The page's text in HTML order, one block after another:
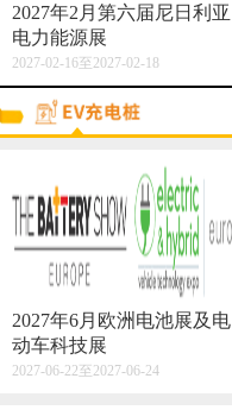
2027年2月第六届尼日利亚
电力能源展
2027-02-16至2027-02-18
2027年6月欧洲电池展及电
动车科技展
2027-06-22至2027-06-24